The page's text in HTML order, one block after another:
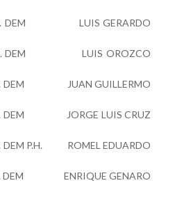
DEM LUIS GERARDO
C.G. DEM LUIS OROZCO
DEM JUAN GUILLERMO
DEM JORGE LUIS CRUZ
DEM P.H. ROMEL EDUARDO
DEM ENRIQUE GENARO